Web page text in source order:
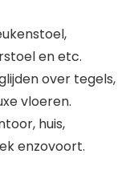
en etc.
over tegels,
vloeren.
huis,
enzovoort.